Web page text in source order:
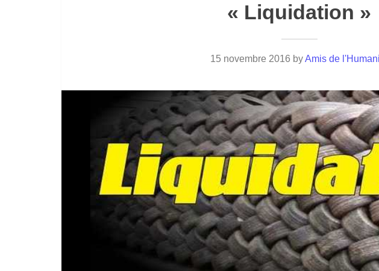
« Liquidation »
15 novembre 2016 byAmis de